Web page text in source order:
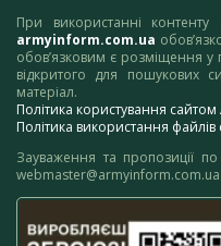
При використанні
armyinform.com.ua
обов’язковим є розміщення у
відкритого для пошукових
матеріал.
Політика користування
Політика використання файлів
Зауваження та пропозиції
webmaster@armyinform.com.ua